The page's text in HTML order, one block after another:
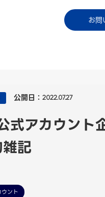
お問
ご利用中
公開日： 2022.07.27
式アカウン
記
ント